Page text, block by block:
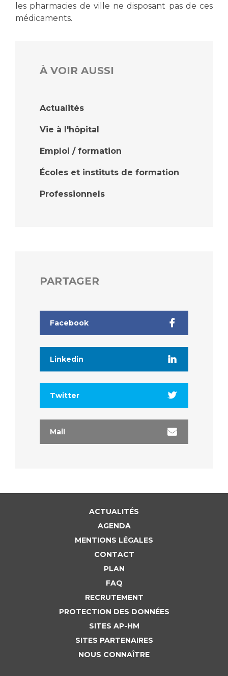
les pharmacies de ville ne disposant pas de ces
médicaments.
À VOIR AUSSI
Actualités
Vie à l'hôpital
Emploi / formation
Écoles et instituts de formation
Professionnels
PARTAGER
Facebook
Linkedin
Twitter
Mail
ACTUALITÉS
AGENDA
MENTIONS LÉGALES
CONTACT
PLAN
FAQ
RECRUTEMENT
PROTECTION DES DONNÉES
SITES AP-HM
SITES PARTENAIRES
NOUS CONNAÎTRE